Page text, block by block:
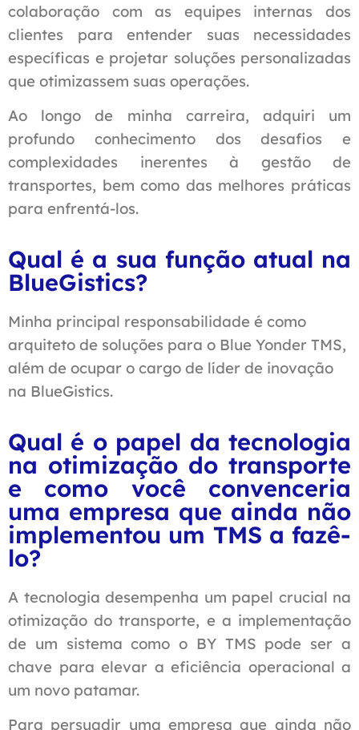
colaboração com as equipes internas dos
clientes para entender suas necessidades
específicas e projetar soluções personalizadas
que otimizassem suas operações.
Ao longo de minha carreira, adquiri um
profundo conhecimento dos desafios e
complexidades inerentes à gestão de
transportes, bem como das melhores práticas
para enfrentá-los.
Qual é a sua função atual na
BlueGistics?
Minha principal responsabilidade é como
arquiteto de soluções para o Blue Yonder TMS,
além de ocupar o cargo de líder de inovação
na BlueGistics.
Qual é o papel da tecnologia
na otimização do transporte
e como você convenceria
uma empresa que ainda não
implementou um TMS a fazê-
lo?
A tecnologia desempenha um papel crucial na
otimização do transporte, e a implementação
de um sistema como o BY TMS pode ser a
chave para elevar a eficiência operacional a
um novo patamar.
Para persuadir uma empresa que ainda não